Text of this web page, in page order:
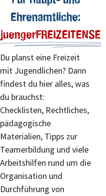
Ehrenamtliche:
Du planst eine Freizeit
mit Jugendlichen? Dann
findest du hier alles, was
du brauchst:
Checklisten, Rechtliches,
pädagogische
Materialien, Tipps zur
Teamerbildung und viele
Arbeitshilfen rund um die
Organisation und
Durchführung von